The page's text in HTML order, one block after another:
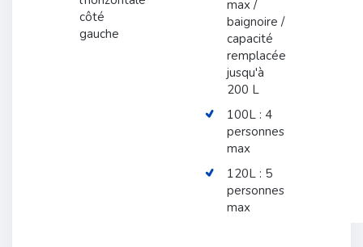
côté
gauche
max /
baignoire /
capacité
remplacée
jusqu'à
200 L
100L : 4
personnes
max
120L : 5
personnes
max